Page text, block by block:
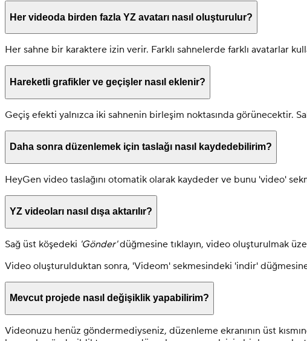
Her videoda birden fazla YZ avatarı nasıl oluşturulur?
Her sahne bir karaktere izin verir. Farklı sahnelerde farklı avatarlar
Hareketli grafikler ve geçişler nasıl eklenir?
Geçiş efekti yalnızca iki sahnenin birleşim noktasında görünecektir.
Daha sonra düzenlemek için taslağı nasıl kaydedebilirim?
HeyGen video taslağını otomatik olarak kaydeder ve bunu 'video'
YZ videoları nasıl dışa aktarılır?
Sağ üst köşedeki 'Gönder'düğmesine tıklayın, video oluşturulmak
Video oluşturulduktan sonra, 'Videom' sekmesindeki 'indir'
Mevcut projede nasıl değişiklik yapabilirim?
Videonuzu henüz göndermediyseniz, düzenleme ekranının üst